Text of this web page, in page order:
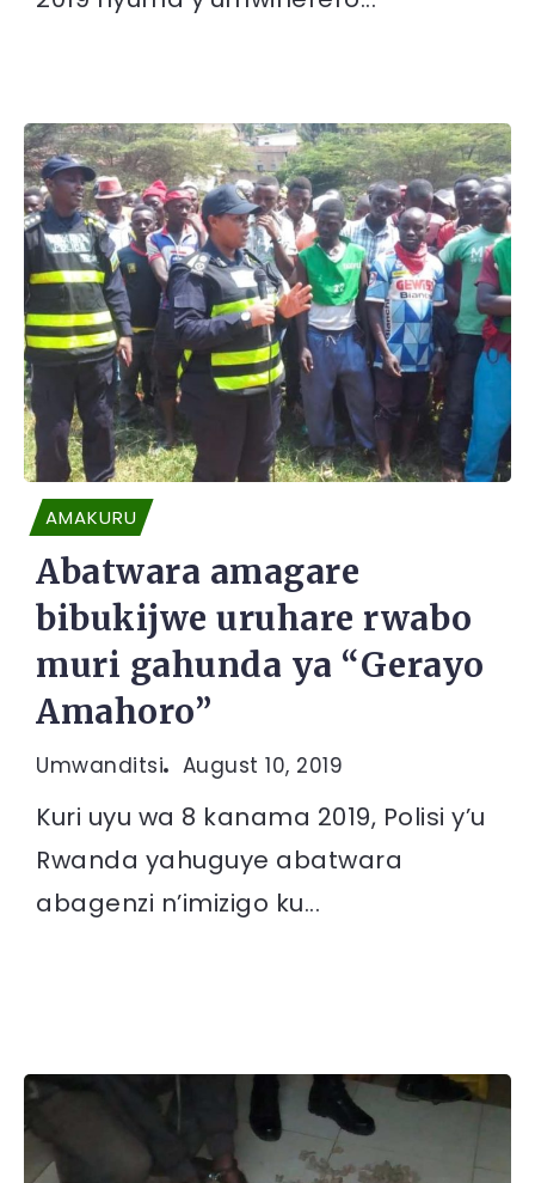
AMAKURU
Abatwara amagare
bibukijwe uruhare rwabo
muri gahunda ya “Gerayo
Amahoro”
Umwanditsi August 10, 2019
Kuri uyu wa 8 kanama 2019, Polisi y’u
Rwanda yahuguye abatwara
abagenzi n’imizigo ku...